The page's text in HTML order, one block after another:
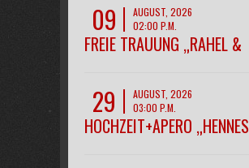
09
AUGUST, 2026
02:00 P.M.
FREIE TRAUUNG „RAHEL &
29
AUGUST, 2026
03:00 P.M.
HOCHZEIT+APERO „HENNES